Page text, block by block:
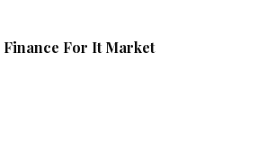
Finance For It Market